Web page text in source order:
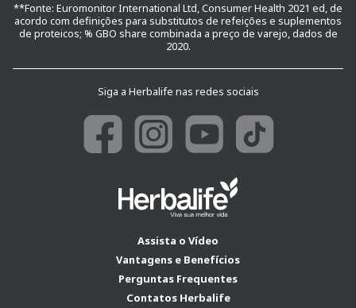
Assista o Vídeo
Vantagens e Benefícios
Perguntas Frequentes
Contatos Herbalife
**Fonte: Euromonitor International Ltd, Consumer Health 2021 ed, de
acordo com definições para substitutos de refeições e suplementos
de proteicos; % GBO share combinada a preço de varejo, dados de
2020.
Siga a Herbalife nas redes sociais